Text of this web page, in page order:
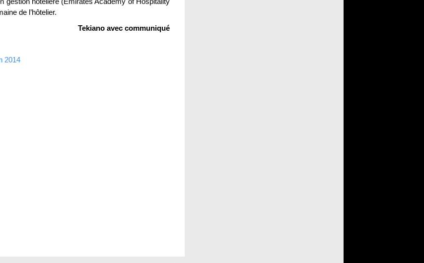
de l’hôtelier.
Tekiano avec communiqué
2014